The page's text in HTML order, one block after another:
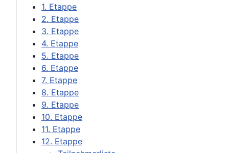
1. Etappe
2. Etappe
3. Etappe
4. Etappe
5. Etappe
6. Etappe
7. Etappe
8. Etappe
9. Etappe
10. Etappe
11. Etappe
12. Etappe